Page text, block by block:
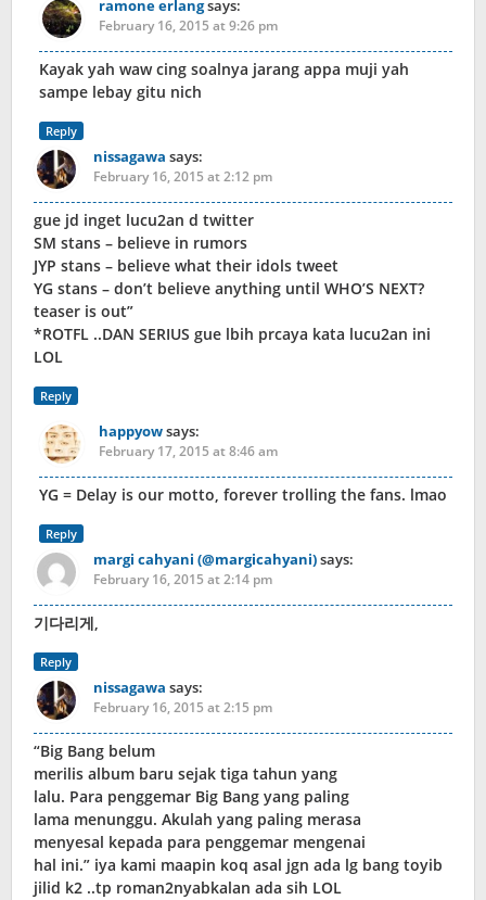
ramone erlangsays:
February 16, 2015 at 9:26 pm
Kayak yah waw cing soalnya jarang appa muji yah
sampe lebay gitu nich
Reply
nissagawa says:
February 16, 2015 at 2:12 pm
gue jd inget lucu2an d twitter
SM stans – believe in rumors
JYP stans – believe what their idols tweet
YG stans – don’t believe anything until WHO’S NEXT?
teaser is out”
*ROTFL ..DAN SERIUS gue lbih prcaya kata lucu2an ini
LOL
Reply
happyowsays:
February 17, 2015 at 8:46 am
YG = Delay is our motto, forever trolling the fans. lmao
Reply
margi cahyani (@margicahyani)says:
February 16, 2015 at 2:14 pm
기다리게,
Reply
nissagawa says:
February 16, 2015 at 2:15 pm
“Big Bang belum
merilis album baru sejak tiga tahun yang
lalu. Para penggemar Big Bang yang paling
lama menunggu. Akulah yang paling merasa
menyesal kepada para penggemar mengenai
hal ini.” iya kami maapin koq asal jgn ada lg bang toyib
jilid k2 ..tp roman2nyabkalan ada sih LOL